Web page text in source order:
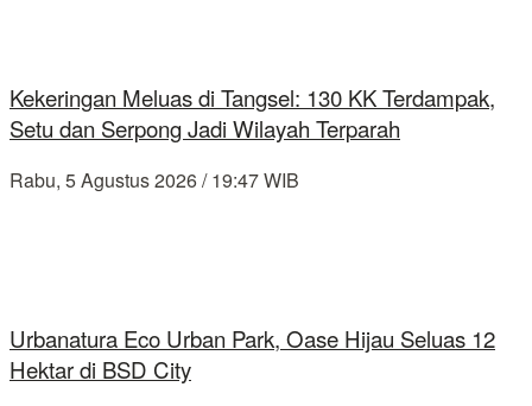
Kekeringan Meluas di Tangsel: 130 KK Terdampak,
Setu dan Serpong Jadi Wilayah Terparah
Rabu, 5 Agustus 2026 / 19:47 WIB
Urbanatura Eco Urban Park, Oase Hijau Seluas 12
Hektar di BSD City